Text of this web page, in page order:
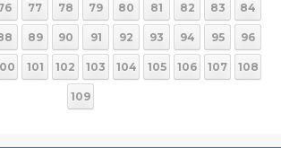
77 78 79 80 81 82 83 84
89 90 91 92 93 94 95 96
101 102 103 104 105 106 107 108
109